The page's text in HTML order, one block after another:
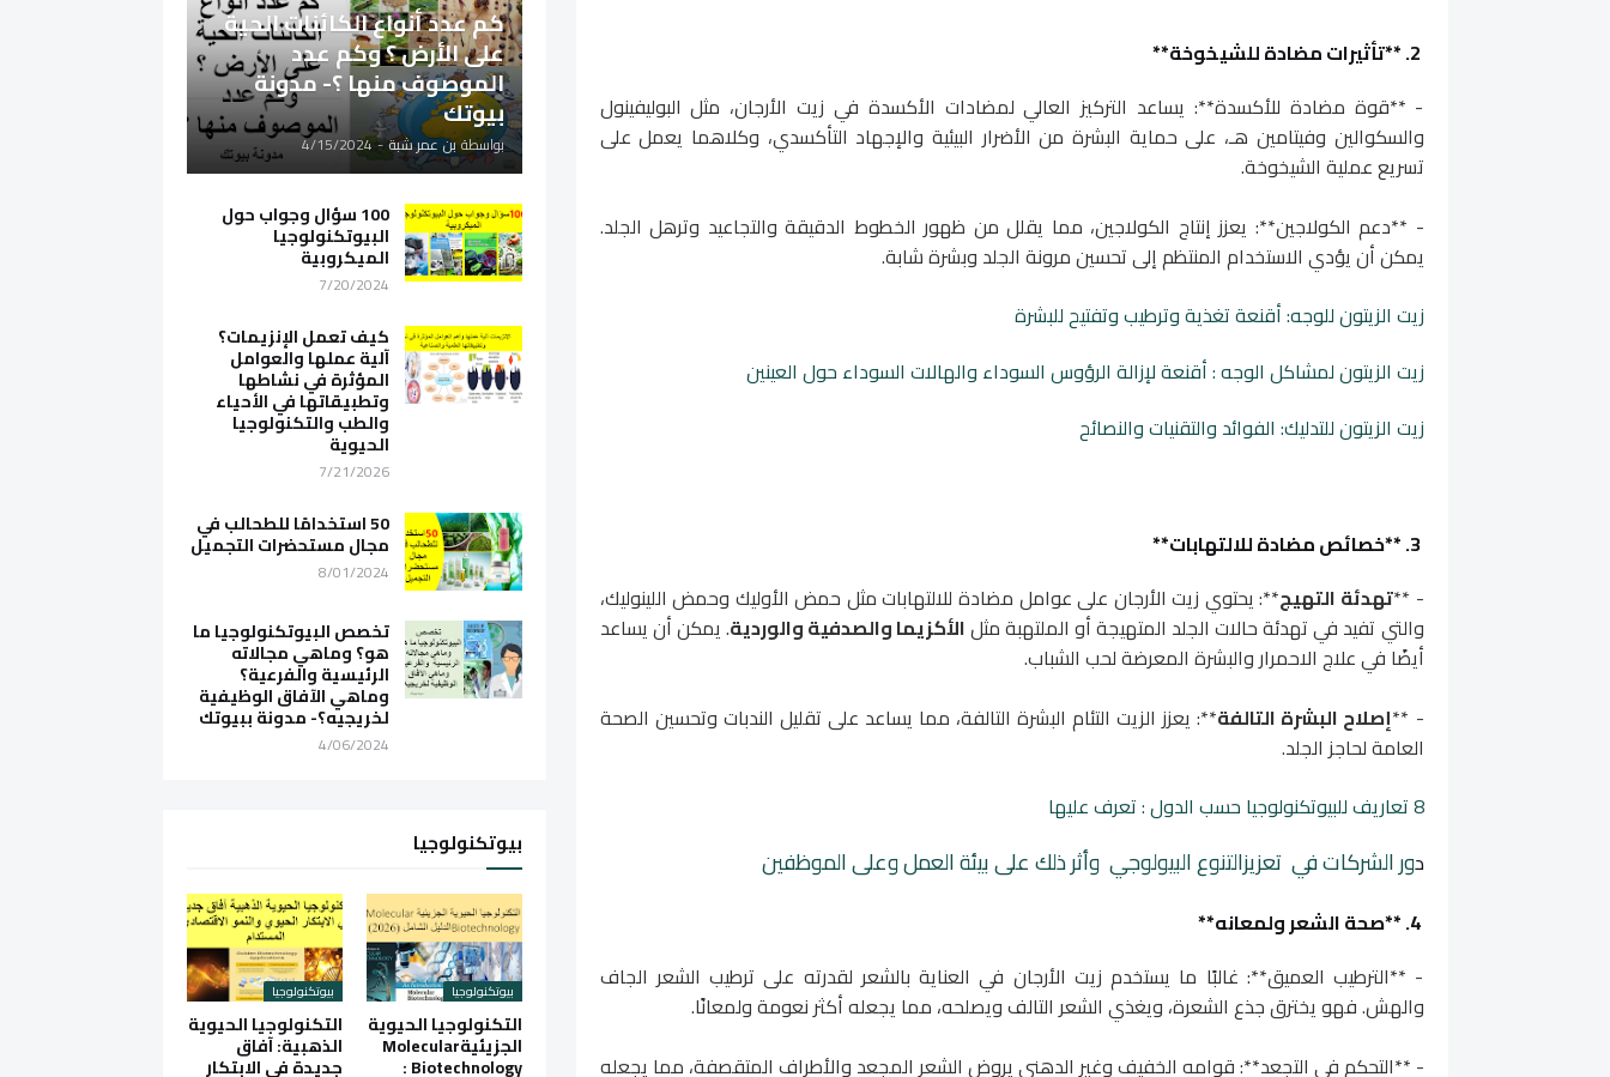
- **قوة مضادة للأكسدة**: يساعد التركيز العالي لمضادات الأكسدة في زيت الأرجان، مثل البوليفينول
والسكوالين وفيتامين هـ، على حماية البشرة من الأضرار البيئية والإجهاد التأكسدي، وكلاهما يعمل على
تسريع عملية الشيخوخة.
- **دعم الكولاجين**: يعزز إنتاج الكولاجين، مما يقلل من ظهور الخطوط الدقيقة والتجاعيد وترهل الجلد.
يمكن أن يؤدي الاستخدام المنتظم إلى تحسين مرونة الجلد وبشرة شابة.
زيت الزيتون للوجه: أقنعة تغذية وترطيب وتفتيح للبشرة
زيت الزيتون لمشاكل الوجه : أقنعة لإزالة الرؤوس السوداء والهالات السوداء حول العينين
زيت الزيتون للتدليك: الفوائد والتقنيات والنصائح
3. **خصائص مضادة للالتهابات**
- **تهدئة التهيج**: يحتوي زيت الأرجان على عوامل مضادة للالتهابات مثل حمض الأوليك وحمض اللينوليك،
والتي تفيد في تهدئة حالات الجلد المتهيجة أو الملتهبة مثلالأكزيما والصدفية والوردية. يمكن أن يساعد
أيضًا في علاج الاحمرار والبشرة المعرضة لحب الشباب.
- **إصلاح البشرة التالفة**: يعزز الزيت التئام البشرة التالفة، مما يساعد على تقليل الندبات وتحسين الصحة
العامة لحاجز الجلد.
8 تعاريف للبيوتكنولوجيا حسب الدول : تعرف عليها
دور الشركات في تعزيزالتنوع البيولوجي وأثر ذلك على بيئة العمل وعلى الموظفين
4. **صحة الشعر ولمعانه**
- **الترطيب العميق**: غالبًا ما يستخدم زيت الأرجان في العناية بالشعر لقدرته على ترطيب الشعر الجاف
والهش. فهو يخترق جذع الشعرة، ويغذي الشعر التالف ويصلحه، مما يجعله أكثر نعومة ولمعانًا.
- **التحكم في التجعد**: قوامه الخفيف وغير الدهني يروض الشعر المجعد والأطراف المتقصفة، مما يجعله
كم عدد أنواع الكائنات الحية
على الأرض ؟ وكم عدد
الموصوف منها ؟- مدونة
بيوتك
بواسطةبن عمر شبة-
4/15/2024
100 سؤال وجواب حول
البيوتكنولوجيا
الميكروبية
7/20/2024
كيف تعمل الإنزيمات؟
آلية عملها والعوامل
المؤثرة في نشاطها
وتطبيقاتها في الأحياء
والطب والتكنولوجيا
الحيوية
7/21/2026
50 استخدامًا للطحالب في
مجال مستحضرات التجميل
8/01/2024
تخصص البيوتكنولوجيا ما
هو؟ وماهي مجالاته
الرئيسية والفرعية؟
وماهي الآفاق الوظيفية
لخريجيه؟- مدونة ببيوتك
4/06/2024
بيوتكنولوجيا
بيوتكنولوجيا
التكنولوجيا الحيوية
الجزيئيةMolecular
Biotechnology :
بيوتكنولوجيا
التكنولوجيا الحيوية
الذهبية: آفاق
جديدة في الابتكار